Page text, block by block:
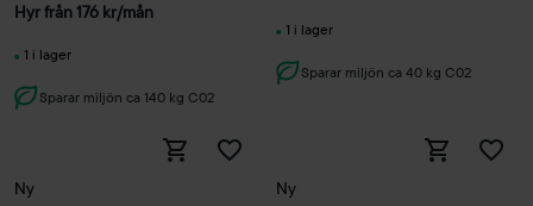
Hyr från176 kr/mån
1 i lager
Sparar miljön ca 140 kg C02
1 i lager
Sparar miljön ca 40 kg C02
Ny Ny